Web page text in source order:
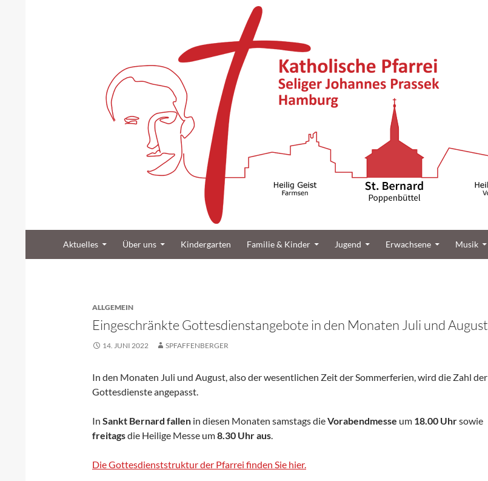
Katholische Gemeinde Sankt Bernard Poppenbüttel
Aktuelles Über uns Kindergarten Familie & Kinder Jugend Erwachsene Musik
ALLGEMEIN
Eingeschränkte Gottesdienstangebote in den Monaten Juli und August
14. JUNI 2022 SPFAFFENBERGER
In den Monaten Juli und August, also der wesentlichen Zeit der Sommerferien, wird die Zahl der
Gottesdienste angepasst.
In Sankt Bernard fallen in diesen Monaten samstags dieVorabendmesse um 18.00 Uhrsowie
freitagsdie Heilige Messe um8.30 Uhr aus.
Die Gottesdienststruktur der Pfarrei finden Sie hier.